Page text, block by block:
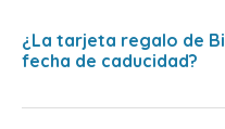
¿La tarjeta regalo de
fecha de caducidad?